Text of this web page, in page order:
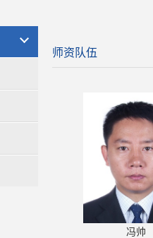
师资队伍
冯帅